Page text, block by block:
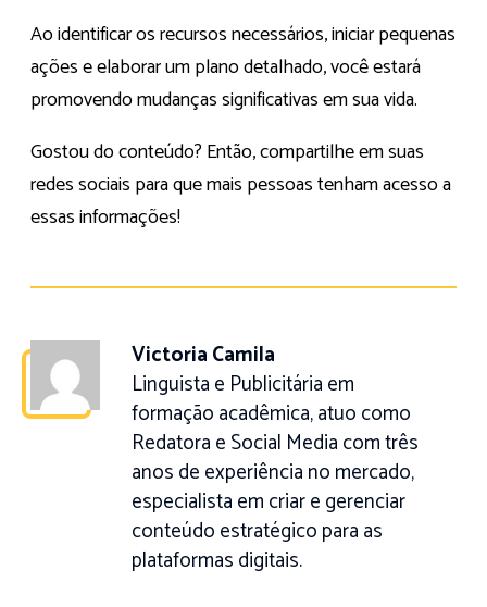
Ao identificar os recursos necessários, iniciar pequenas
ações e elaborar um plano detalhado, você estará
promovendo mudanças significativas em sua vida.
Gostou do conteúdo? Então, compartilhe em suas
redes sociais para que mais pessoas tenham acesso a
essas informações!
Victoria Camila
Linguista e Publicitária em
formação acadêmica, atuo como
Redatora e Social Media com três
anos de experiência no mercado,
especialista em criar e gerenciar
conteúdo estratégico para as
plataformas digitais.